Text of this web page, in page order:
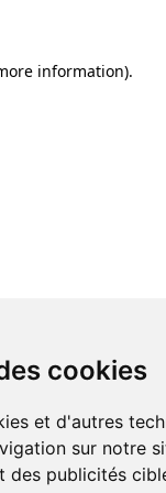
cookies
et d'autres
sur notre
des publicités
information).